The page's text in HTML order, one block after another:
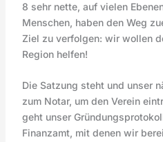
8 sehr nette, auf vielen
Menschen, haben den Weg
Ziel zu verfolgen: wir wollen
Region helfen!
Die Satzung steht und unser
zum Notar, um den Verein
geht unser
Finanzamt, mit denen wir